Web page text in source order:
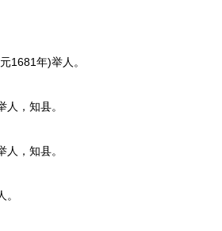
年)举人。
，知县。
，知县。